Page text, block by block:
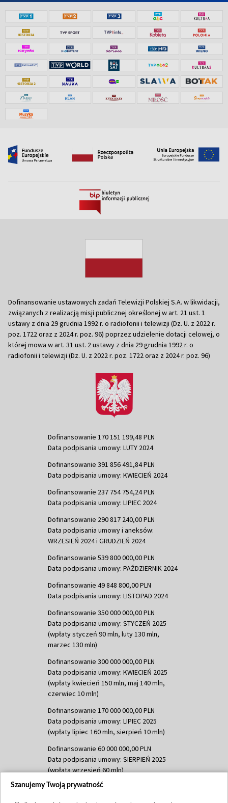
Dofinansowanie ustawowych zadań Telewizji Polskiej S.A. w likwidacji,
związanych z realizacją misji publicznej określonej w art. 21 ust. 1
ustawy z dnia 29 grudnia 1992 r. o radiofonii i telewizji (Dz. U. z 2022 r.
poz. 1722 oraz z 2024 r. poz. 96) poprzez udzielenie dotacji celowej, o
której mowa w art. 31 ust. 2 ustawy z dnia 29 grudnia 1992 r. o
radiofonii i telewizji (Dz. U. z 2022 r. poz. 1722 oraz z 2024 r. poz. 96)
Dofinansowanie 170 151 199,48 PLN
Data podpisania umowy: LUTY 2024
Dofinansowanie 391 856 491,84 PLN
Data podpisania umowy: KWIECIEŃ 2024
Dofinansowanie 237 754 754,24 PLN
Data podpisania umowy: LIPIEC 2024
Dofinansowanie 290 817 240,00 PLN
Data podpisania umowy i aneksów:
WRZESIEŃ 2024 i GRUDZIEŃ 2024
Dofinansowanie 539 800 000,00 PLN
Data podpisania umowy: PAŹDZIERNIK 2024
Dofinansowanie 49 848 800,00 PLN
Data podpisania umowy: LISTOPAD 2024
Dofinansowanie 350 000 000,00 PLN
Data podpisania umowy: STYCZEŃ 2025
(wpłaty styczeń 90 mln, luty 130 mln,
marzec 130 mln)
Dofinansowanie 300 000 000,00 PLN
Data podpisania umowy: KWIECIEŃ 2025
(wpłaty kwiecień 150 mln, maj 140 mln,
czerwiec 10 mln)
Dofinansowanie 170 000 000,00 PLN
Data podpisania umowy: LIPIEC 2025
(wpłaty lipiec 160 mln, sierpień 10 mln)
Dofinansowanie 60 000 000,00 PLN
Data podpisania umowy: SIERPIEŃ 2025
(wpłata wrzesień 60 mln)
Dofinansowanie 635 783 051,21 PLN
Szanujemy Twoją prywatność